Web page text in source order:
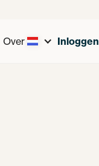
Over Inloggen